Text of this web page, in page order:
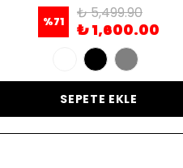
%71 ₺ 5,499.90
₺ 1,600.00
SEPETE EKLE